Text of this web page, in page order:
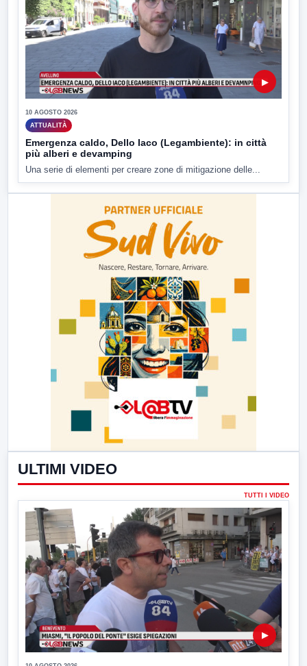
▶
10 AGOSTO 2026
ATTUALITÀ
Emergenza caldo, Dello Iaco (Legambiente): in città
più alberi e devamping
Una serie di elementi per creare zone di mitigazione delle...
ULTIMI VIDEO
TUTTI I VIDEO
▶